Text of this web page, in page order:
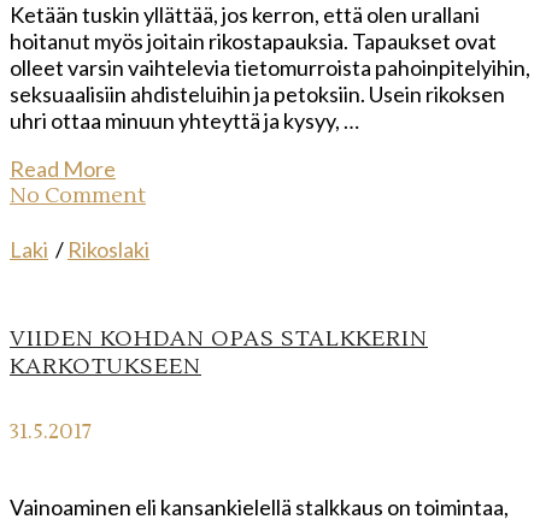
Ketään tuskin yllättää, jos kerron, että olen urallani
hoitanut myös joitain rikostapauksia. Tapaukset ovat
olleet varsin vaihtelevia tietomurroista pahoinpitelyihin,
seksuaalisiin ahdisteluihin ja petoksiin. Usein rikoksen
uhri ottaa minuun yhteyttä ja kysyy, …
Read More
No Comment
Laki / Rikoslaki
VIIDEN KOHDAN OPAS STALKKERIN
KARKOTUKSEEN
31.5.2017
Vainoaminen eli kansankielellä stalkkaus on toimintaa,